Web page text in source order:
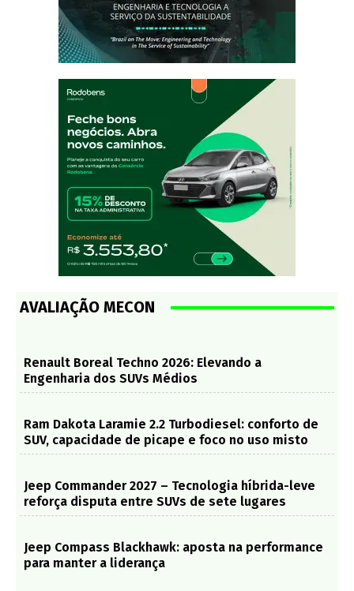
AVALIAÇÃO MECON
Renault Boreal Techno 2026: Elevando a
Engenharia dos SUVs Médios
Ram Dakota Laramie 2.2 Turbodiesel: conforto de
SUV, capacidade de picape e foco no uso misto
Jeep Commander 2027 – Tecnologia híbrida-leve
reforça disputa entre SUVs de sete lugares
Jeep Compass Blackhawk: aposta na performance
para manter a liderança